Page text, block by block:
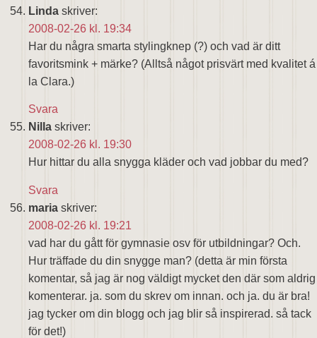
Linda skriver:
2008-02-26 kl. 19:34
Har du några smarta stylingknep (?) och vad är ditt
favoritsmink + märke? (Alltså något prisvärt med kvalitet á
la Clara.)
Svara
Nilla skriver:
2008-02-26 kl. 19:30
Hur hittar du alla snygga kläder och vad jobbar du med?
Svara
maria skriver:
2008-02-26 kl. 19:21
vad har du gått för gymnasie osv för utbildningar? Och.
Hur träffade du din snygge man? (detta är min första
komentar, så jag är nog väldigt mycket den där som aldrig
komenterar. ja. som du skrev om innan. och ja. du är bra!
jag tycker om din blogg och jag blir så inspirerad. så tack
för det!)